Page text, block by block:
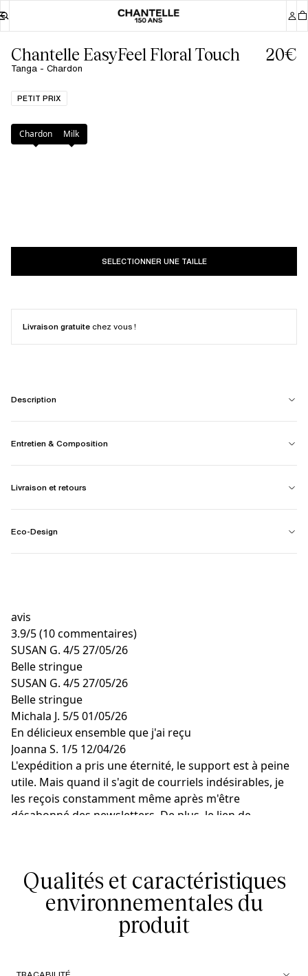
Chantelle EasyFeel Floral Touch
Tanga - Chardon
20€
PETIT PRIX
Couleur:Chardon
Chardon Milk
SELECTIONNER UNE TAILLE
Livraison gratuite chez vous !
Description
Entretien & Composition
Livraison et retours
Eco-Design
avis
3.9/5(10 commentaires)
SUSAN G. 4/527/05/26
Belle stringue
SUSAN G. 4/527/05/26
Belle stringue
Michala J. 5/501/05/26
En délicieux ensemble que j'ai reçu
Joanna S. 1/5 12/04/26
L'expédition a pris une éternité, le support est à peine
utile. Mais quand il s'agit de courriels indésirables, je
les reçois constamment même après m'être
désabonné des newsletters. De plus, le lien de
Je trouve le prix un peu cher
Qualités et caractéristiques
environnementales du
produit